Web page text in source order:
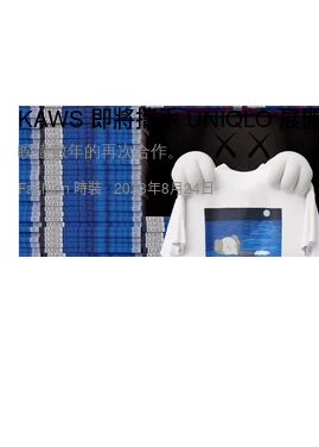
Fashion 時裝
KAWS 即將攜手 UNIQLO 展
睽違數年的再次合作。
2023年8月24日